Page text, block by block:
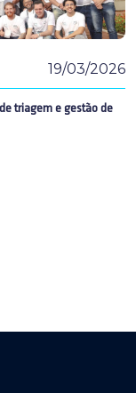
19/03/2026
triagem e gestão de